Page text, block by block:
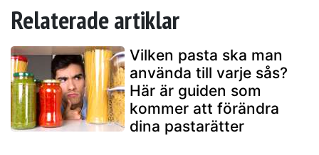
Relaterade artiklar
Vilken pasta ska man
använda till varje sås?
Här är guiden som
kommer att förändra
dina pastarätter